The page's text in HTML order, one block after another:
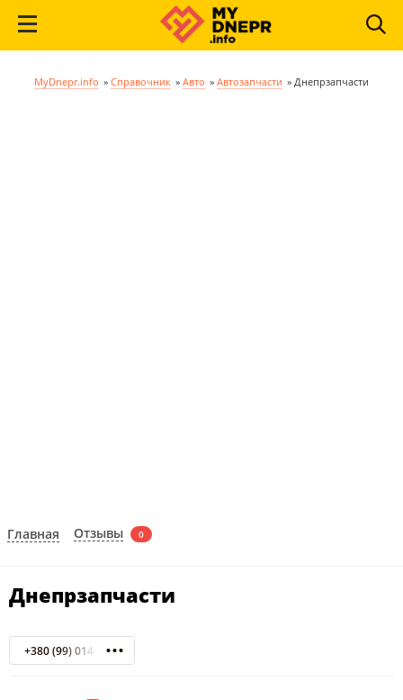
MyDnepr.info » Справочник » Авто » Автозапчасти » Днепрзапчасти
Главная Отзывы 0
Днепрзапчасти
+380 (99) 014-62-72